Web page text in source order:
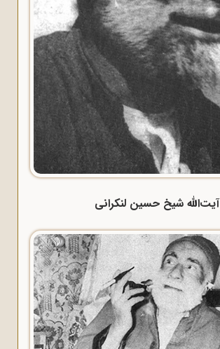
آیت‌الله شیخ حسین لنکرانی